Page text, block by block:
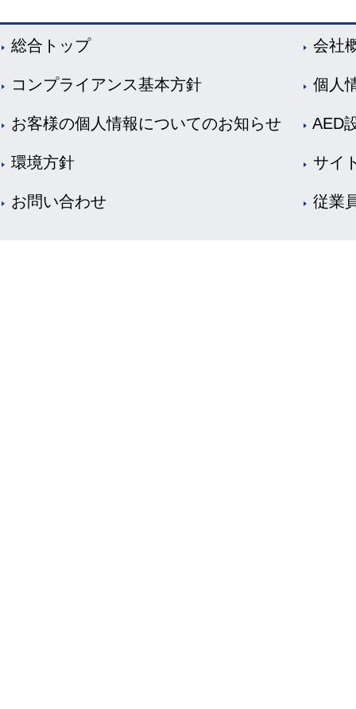
総合トップ 会社
コンプライアンス基本方針 個人
お客様の個人情報についてのお知らせ AED
環境方針 サイ
お問い合わせ 従業